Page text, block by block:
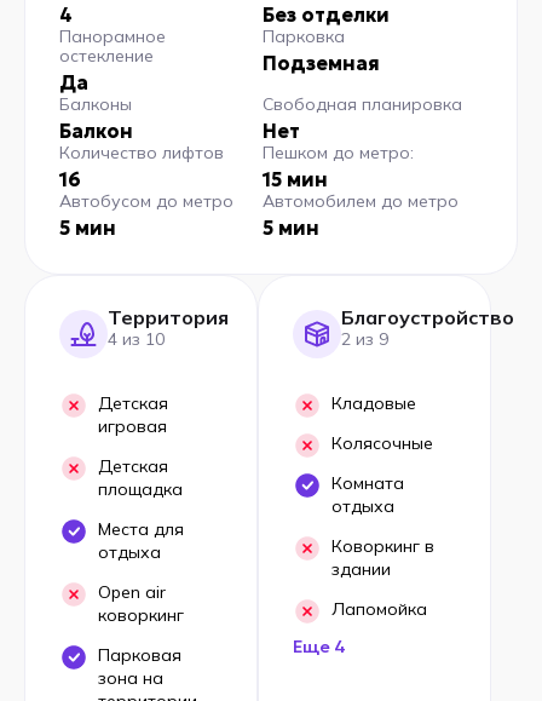
4 Без отделки
Панорамное
остекление
Да
Парковка
Подземная
Балконы
Балкон
Свободная планировка
Нет
Количество лифтов
16
Пешком до метро:
15 мин
Автобусом до метро
5 мин
Автомобилем до метро
5 мин
Территория
4 из 10
Детская
игровая
Детская
площадка
Места для
отдыха
Open air
коворкинг
Парковая
зона на
Благоустройство
2 из 9
Кладовые
Колясочные
Комната
отдыха
Коворкинг в
здании
Лапомойка
Еще 4